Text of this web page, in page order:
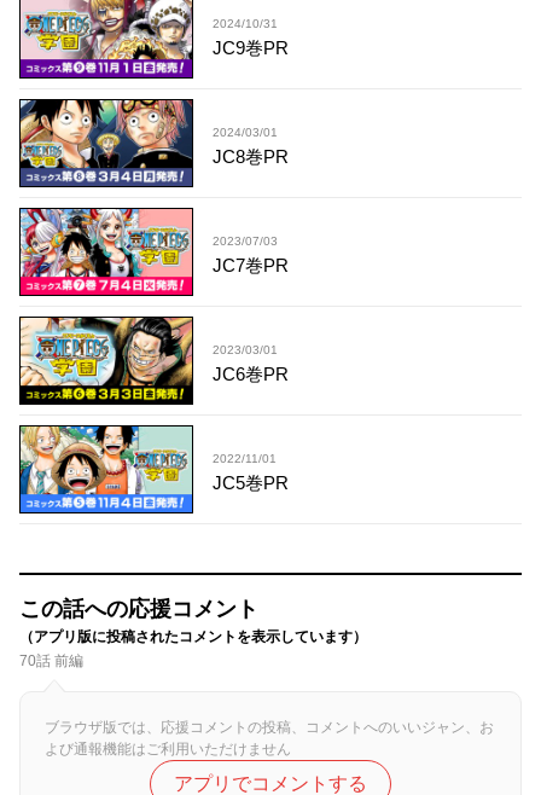
2024/10/31
JC9巻PR
2024/03/01
JC8巻PR
2023/07/03
JC7巻PR
2023/03/01
JC6巻PR
2022/11/01
JC5巻PR
この話への応援コメント
（アプリ版に投稿されたコメントを表示しています）
70話 前編
ブラウザ版では、応援コメントの投稿、コメントへのいいジャン、お
よび通報機能はご利用いただけません
アプリでコメントする